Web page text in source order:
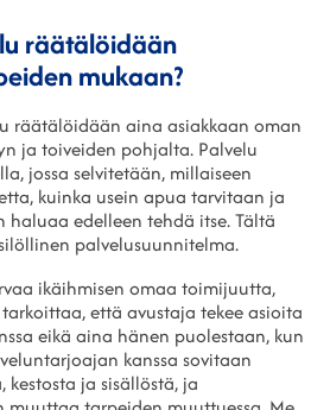
räätälöidään
mukaan?
räätälöidään aina asiakkaan oman
ja toiveiden pohjalta. Palvelu
jossa selvitetään, millaiseen
kuinka usein apua tarvitaan ja
edelleen tehdä itse. Tältä
palvelusuunnitelma.
ikäihmisen omaa toimijuutta,
että avustaja tekee asioita
eikä aina hänen puolestaan, kun
kanssa sovitaan
ja sisällöstä, ja